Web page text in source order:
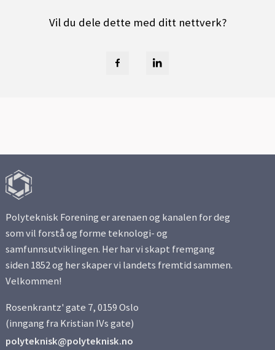
Vil du dele dette med ditt nettverk?
Polyteknisk Forening er arenaen og kanalen for deg
som vil forstå og forme teknologi- og
samfunnsutviklingen. Her har vi skapt fremgang
siden 1852 og her skaper vi landets fremtid sammen.
Velkommen!
Rosenkrantz' gate 7, 0159 Oslo
(inngang fra Kristian IVs gate)
polyteknisk@polyteknisk.no